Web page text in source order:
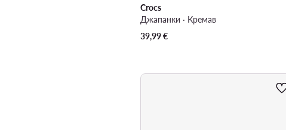
Crocs
Джапанки · Кремав
39,99€